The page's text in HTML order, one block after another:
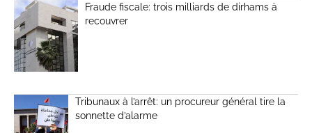
Fraude fiscale: trois milliards de dirhams à
recouvrer
Tribunaux à l’arrêt: un procureur général tire la
sonnette d’alarme